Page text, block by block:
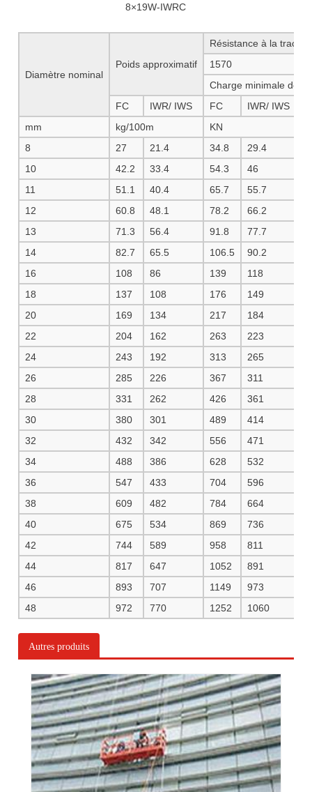
8×19W-IWRC
Diamètre nominal
Poids approximatif
Résistance à la
1570
Charge minimale de
FC
IWR/ IWS FC IWR/ IWS
mm
kg/100m
KN
8
27 21.4 34.8 29.4
10
42.2 33.4 54.3 46
11
51.1 40.4 65.7 55.7
12
60.8 48.1 78.2 66.2
13
71.3 56.4 91.8 77.7
14
82.7 65.5 106.5 90.2
16
108 86 139 118
18
137 108 176 149
20
169 134 217 184
22
204 162 263 223
24
243 192 313 265
26
285 226 367 311
28
331 262 426 361
30
380 301 489 414
32
432 342 556 471
34
488 386 628 532
36
547 433 704 596
38
609 482 784 664
40
675 534 869 736
42
744 589 958 811
44
817 647 1052 891
46
893 707 1149 973
48
972 770 1252 1060
Autres produits